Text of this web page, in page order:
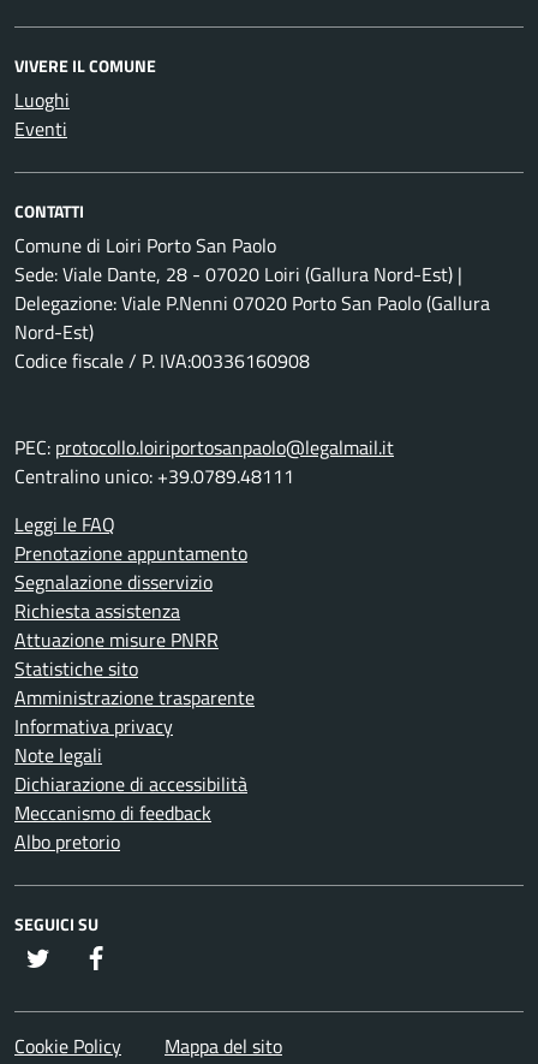
VIVERE IL COMUNE
Luoghi
Eventi
CONTATTI
Comune di Loiri Porto San Paolo
Sede: Viale Dante, 28 - 07020 Loiri (Gallura Nord-Est) |
Delegazione: Viale P.Nenni 07020 Porto San Paolo (Gallura
Nord-Est)
Codice fiscale / P. IVA:00336160908
PEC: protocollo.loiriportosanpaolo@legalmail.it
Centralino unico: +39.0789.48111
Leggi le FAQ
Prenotazione appuntamento
Segnalazione disservizio
Richiesta assistenza
Attuazione misure PNRR
Statistiche sito
Amministrazione trasparente
Informativa privacy
Note legali
Dichiarazione di accessibilità
Meccanismo di feedback
Albo pretorio
SEGUICI SU
twitter
Cookie Policy Mappa del sito